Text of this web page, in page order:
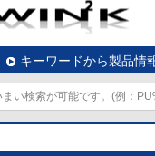
キーワードから製品情